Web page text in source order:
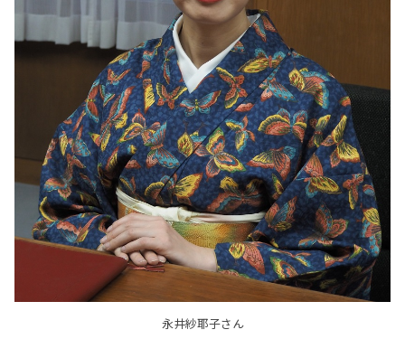
永井紗耶子さん